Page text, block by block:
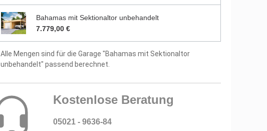
Bahamas mit Sektionaltor unbehandelt
7.779,00 €
Alle Mengen sind für die Garage "Bahamas mit Sektionaltor
unbehandelt" passend berechnet.
Kostenlose Beratung
05021 - 9636-84